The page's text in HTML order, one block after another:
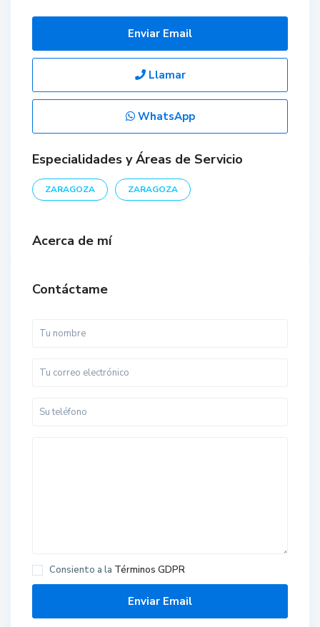
Enviar Email
Llamar
WhatsApp
Especialidades y Áreas de Servicio
ZARAGOZA ZARAGOZA
Acerca de mí
Contáctame
Consiento a la Términos GDPR